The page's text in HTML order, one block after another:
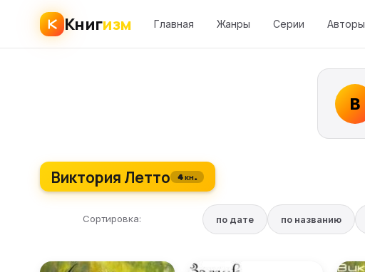
Книгизм Главная Жанры Серии Авторы
В
Виктория Летто 4 кн.
Сортировка: по дате по названию